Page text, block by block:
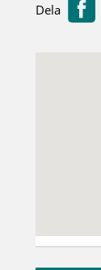
Dela